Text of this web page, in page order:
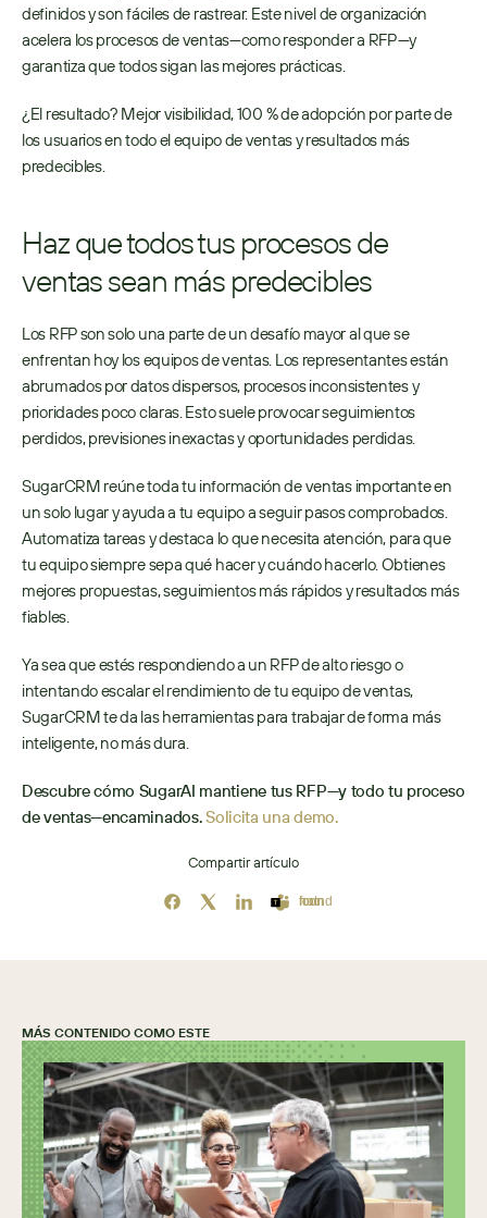
definidos y son fáciles de rastrear. Este nivel de organización
acelera los procesos de ventas—como responder a RFP—y
garantiza que todos sigan las mejores prácticas.
¿El resultado? Mejor visibilidad, 100 % de adopción por parte de
los usuarios en todo el equipo de ventas y resultados más
predecibles.
Haz que todos tus procesos de
ventas sean más predecibles
Los RFP son solo una parte de un desafío mayor al que se
enfrentan hoy los equipos de ventas. Los representantes están
abrumados por datos dispersos, procesos inconsistentes y
prioridades poco claras. Esto suele provocar seguimientos
perdidos, previsiones inexactas y oportunidades perdidas.
SugarCRM reúne toda tu información de ventas importante en
un solo lugar y ayuda a tu equipo a seguir pasos comprobados.
Automatiza tareas y destaca lo que necesita atención, para que
tu equipo siempre sepa qué hacer y cuándo hacerlo. Obtienes
mejores propuestas, seguimientos más rápidos y resultados más
fiables.
Ya sea que estés respondiendo a un RFP de alto riesgo o
intentando escalar el rendimiento de tu equipo de ventas,
SugarCRM te da las herramientas para trabajar de forma más
inteligente, no más dura.
Descubre cómo SugarAI mantiene tus RFP—y todo tu proceso
de ventas—encaminados. Solicita una demo.
Compartir artículo
Icon not found
MÁS CONTENIDO COMO ESTE